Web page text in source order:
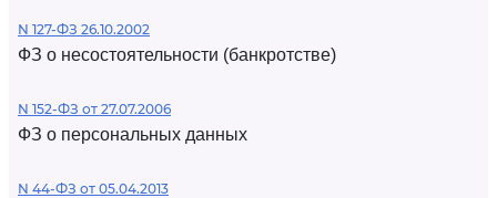
N 127-ФЗ 26.10.2002
ФЗ о несостоятельности (банкротстве)
N 152-ФЗ от 27.07.2006
ФЗ о персональных данных
N 44-ФЗ от 05.04.2013